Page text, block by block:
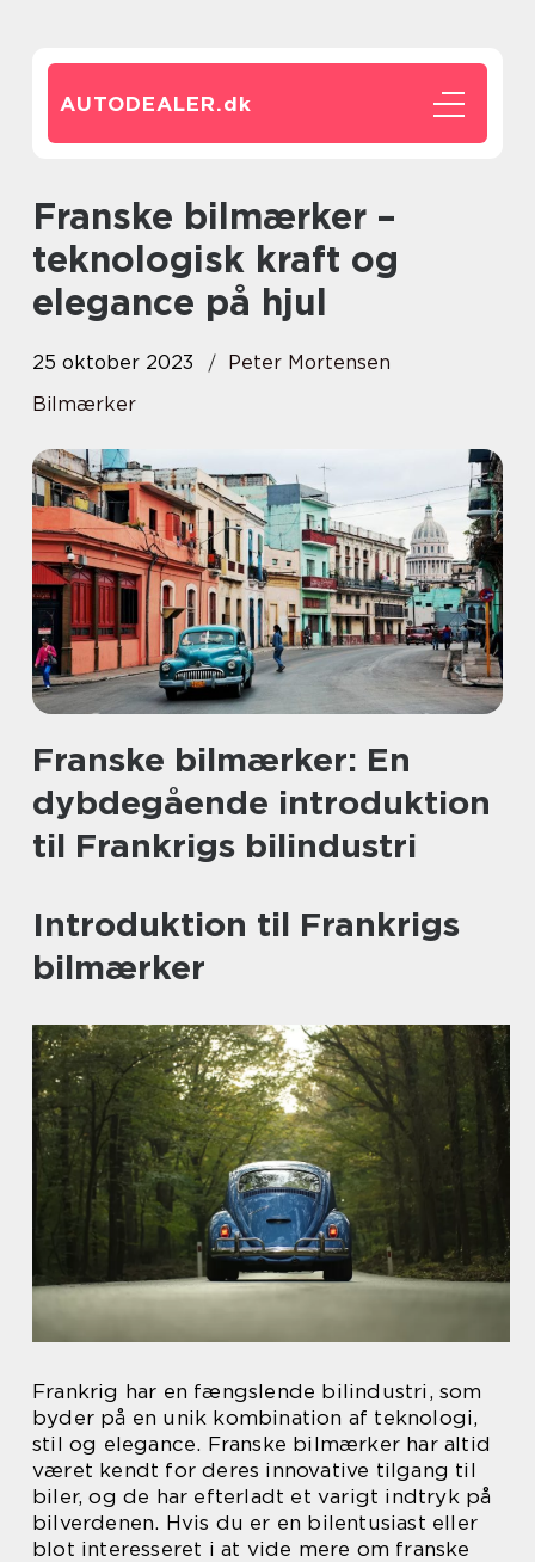
AUTODEALER.dk
Franske bilmærker –
teknologisk kraft og
elegance på hjul
25 oktober 2023
Peter Mortensen
Bilmærker
Franske bilmærker: En
dybdegående introduktion
til Frankrigs bilindustri
Introduktion til Frankrigs
bilmærker
Frankrig har en fængslende bilindustri, som
byder på en unik kombination af teknologi,
stil og elegance. Franske bilmærker har altid
været kendt for deres innovative tilgang til
biler, og de har efterladt et varigt indtryk på
bilverdenen. Hvis du er en bilentusiast eller
blot interesseret i at vide mere om franske